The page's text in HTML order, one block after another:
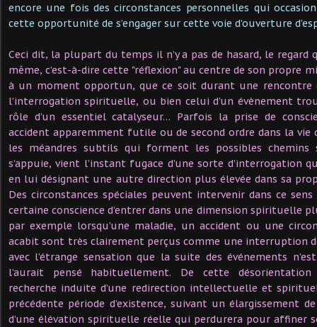
encore une fois des circonstances personnelles qui
cette opportunité de s’engager sur cette voie d’ouverture
Ceci dit, la plupart du temps il n’y a pas de hasard, le regard
même, c’est-à-dire cette "réflexion" au centre de son propre
à un moment opportun, que ce soit durant une rencontre
l’interrogation spirituelle, ou bien celui d’un évènement
rôle d’un essentiel catalyseur… Parfois la prise de
accident apparemment futile ou de second ordre dans la vie
les méandres subtils qui forment les possibles chemins
s’appuie, vient l’instant fugace d’une sorte d’interrogation
en lui désignant une autre direction plus élevée dans sa
Des circonstances spéciales peuvent intervenir dans ce
certaine conscience d’entrer dans une dimension spirituelle
par exemple lorsqu’une maladie, un accident ou une
acabit sont très clairement perçus comme une interruption
avec l’étrange sensation que la suite des événements
l’aurait pensé habituellement. De cette
recherche induite d’une redirection intellectuelle et
précédente période d’existence, suivant un élargissement
d’une élévation spirituelle réelle qui perdurera pour affiner